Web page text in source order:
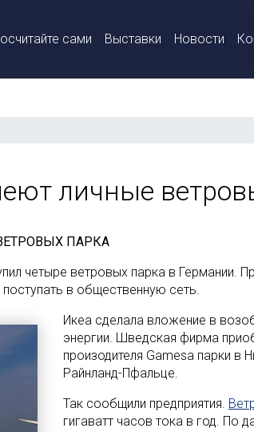
сами Выставки Новости
личные
ПАРКА
четыре ветровых парка в Германии.
в общественную сеть.
Икеа сделала вложение в
энергии. Шведская фирма
произодителя Gamesa парки в
Райнланд-Пфальце.
Так сообщили предприятия.
гигаватт часов тока в год. По